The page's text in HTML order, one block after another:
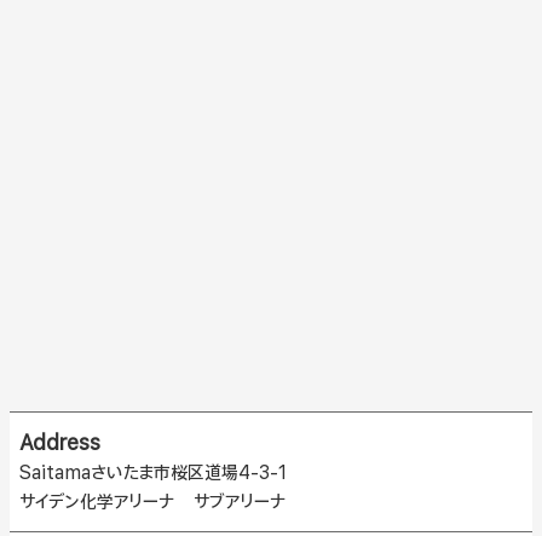
Address
Saitamaさいたま市桜区道場4-3-1
サイデン化学アリーナ サブアリーナ